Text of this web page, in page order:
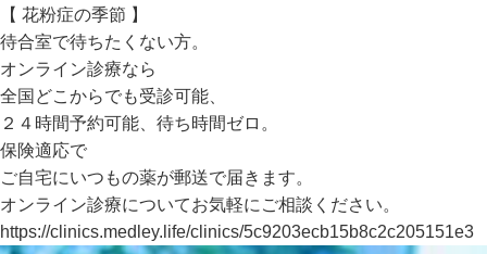
【 花粉症の季節 】
待合室で待ちたくない方。
オンライン診療なら
全国どこからでも受診可能、
２４時間予約可能、待ち時間ゼロ。
保険適応で
ご自宅にいつもの薬が郵送で届きます。
オンライン診療についてお気軽にご相談ください。
https://clinics.medley.life/clinics/5c9203ecb15b8c2c205151e3